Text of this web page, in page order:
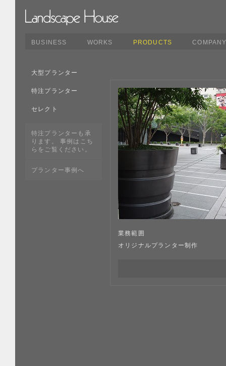
BUSINESS WORKS PRODUCTS
大型プランター
特注プランター
セレクト
特注プランターも承
ります。 事例はこち
らをご覧ください。
プランター事例へ
業務範囲
オリジナルプランター制作